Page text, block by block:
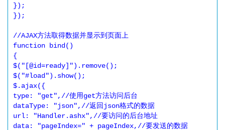
});
});
//AJAX方法取得数据并显示到页面上
function bind()
{
$("[@id=ready]").remove();
$("#load").show();
$.ajax({
type: "get",//使用get方法访问后台
dataType: "json",//返回json格式的数据
url: "Handler.ashx",//要访问的后台地址
data: "pageIndex=" + pageIndex,//要发送的数据